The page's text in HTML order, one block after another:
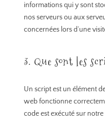
informations qui y sont
nos serveurs ou aux
concernées lors d’une
3. Que sont les
Un script est un élément
web fonctionne
code est exécuté sur